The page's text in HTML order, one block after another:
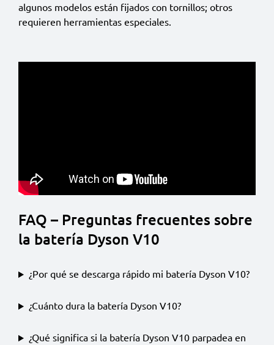
algunos modelos están fijados con tornillos; otros
requieren herramientas especiales.
FAQ – Preguntas frecuentes sobre
la batería Dyson V10
¿Por qué se descarga rápido mi batería Dyson V10?
¿Cuánto dura la batería Dyson V10?
¿Qué significa si la batería Dyson V10 parpadea en